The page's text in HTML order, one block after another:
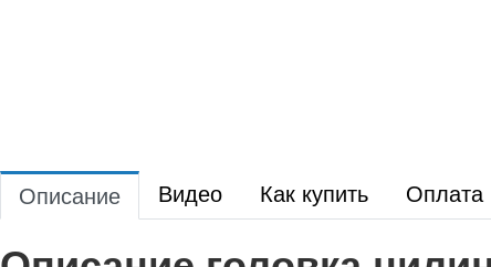
Описание Видео Как купить Оплата